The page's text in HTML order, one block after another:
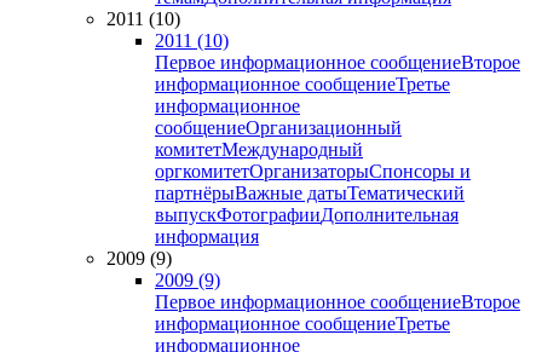
2011 (10)
2011 (10)
Первое информационное сообщениеВторое
информационное сообщениеТретье
информационное
сообщениеОрганизационный
комитетМеждународный
оргкомитетОрганизаторыСпонсоры и
партнёрыВажные датыТематический
выпускФотографииДополнительная
информация
2009 (9)
2009 (9)
Первое информационное сообщениеВторое
информационное сообщениеТретье
информационное